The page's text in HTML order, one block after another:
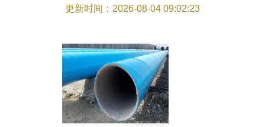
办理指南
更新时间：2026-08-04 09:02:23